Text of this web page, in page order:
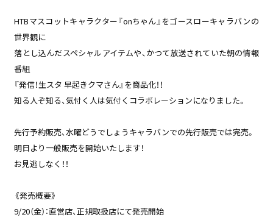
HTBマスコットキャラクター『onちゃん』をゴースローキャラバンの
世界観に
落とし込んだスペシャルアイテムや、かつて放送されていた朝の情報
番組
『発信！生スタ 早起きクマさん』を商品化！！
知る人ぞ知る、気付く人は気付くコラボレーションになりました。
先行予約販売、水曜どうでしょうキャラバンでの先行販売では完売。
明日より一般販売を開始いたします！
お見逃しなく！！
《発売概要》
9/20（金）：直営店、正規取扱店にて発売開始